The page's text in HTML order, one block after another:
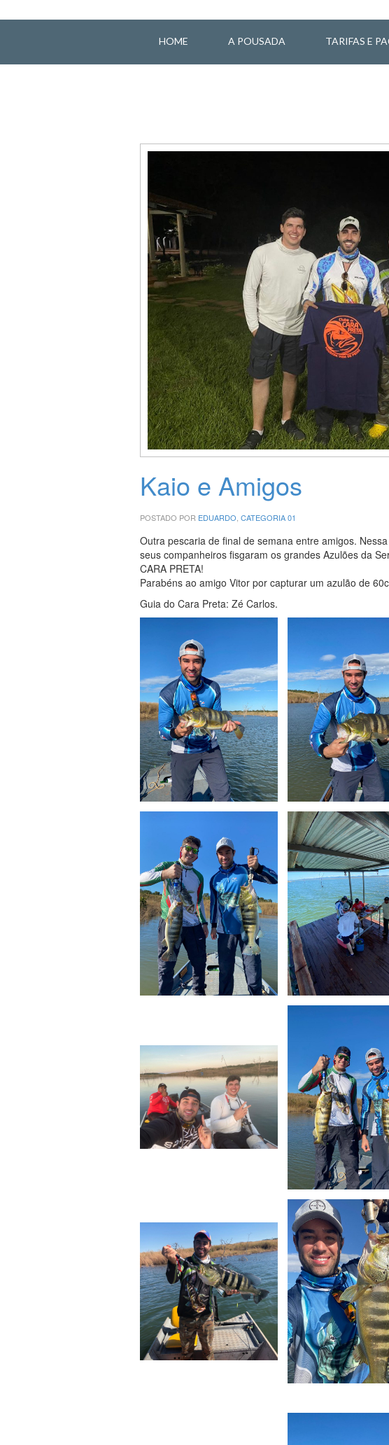
HOME A POUSADA TARIFAS E
Kaio e Amigos
POSTADO POR EDUARDO CATEGORIA 01
Outra pescaria de final de semana entre amigos.
seus companheiros fisgaram os grandes Azulões da
CARA PRETA!
Parabéns ao amigo Vitor por capturar um azulão de
Guia do Cara Preta: Zé Carlos.